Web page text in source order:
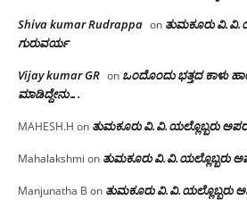
Shiva kumar Rudrappa on ತುಮಕೂರು‌
ಗುರುವರ್ಯ
Vijay kumar GR on ಒಂದೊಂದು ಭತ್ತದ ಕಾಳು
ಮಾಡಿದ್ದೇನು….
MAHESH.H on ತುಮಕೂರು‌ ವಿ.ವಿ.ಯಲ್ಲೊಬ್ಬರು
Mahalakshmi on ತುಮಕೂರು‌ ವಿ.ವಿ.ಯಲ್ಲೊಬ್ಬರು
Manjunatha B on ತುಮಕೂರು‌ ವಿ.ವಿ.ಯಲ್ಲೊಬ್ಬರು